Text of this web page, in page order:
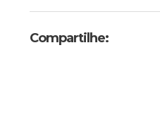
Compartilhe: